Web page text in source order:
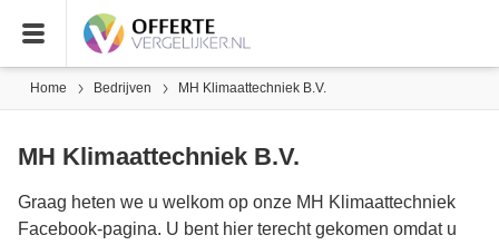
Home Bedrijven MH Klimaattechniek B.V.
MH Klimaattechniek B.V.
Graag heten we u welkom op onze MH Klimaattechniek
Facebook-pagina. U bent hier terecht gekomen omdat u